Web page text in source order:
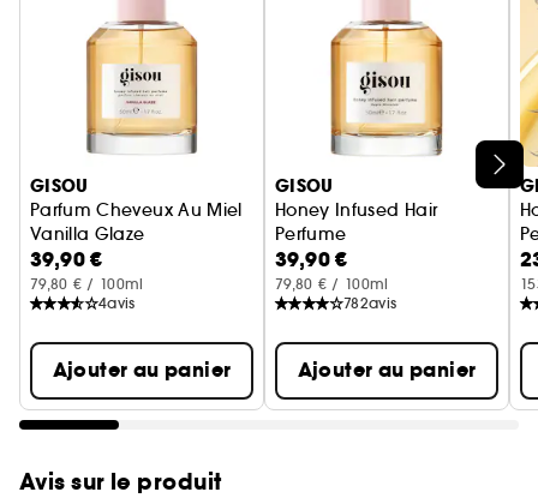
lavande, la douceur du miel rappelle les effluves
du Jardin d'abeilles par un après-midi d'été.
Subtilement acidulé, un accord fusant de
gingembre et de feuille de mûrier évoque un
jardin aromatique débordant de plantes
luxuriantes et de fruits mûrs.
GISOU
Parfum Cheveux Au Miel
Vanilla Glaze
39,90 €
79,80 € / 100ml
4avis
Ajouter au panier
GISOU
Honey Infused Hair
Perfume
Wildflower Honey
39,90 €
79,80 € / 100ml
782avis
Ajouter au panier
Avis sur le produit